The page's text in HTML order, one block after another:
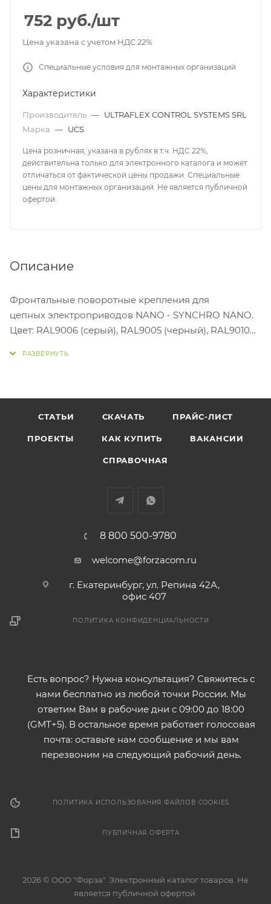
752 руб./шт
Цена указана с учетом НДС 22%
Специальные условия для монтажных организаций
Характеристики
Производитель — ULTRAFLEX CONTROL SYSTEMS SRL
Марка — UCS
Цена розничная, указана в рублях в т.ч. НДС 22%,
действительна только для электронного каталога и может
отличаться от фактической цены продажи. Специальные
цены для монтажных организаций. Не является публичной
офертой.
Описание
Фронтальные поворотные крепления для
цепных электроприводов NANO - SYNCHRO NANO.
Цвет: RAL9006 (серый), RAL9005 (черный), RAL9010
СТАТЬИ СКАЧАТЬ ПРАЙС-ЛИСТ
ПРОЕКТЫ КАК КУПИТЬ ВАКАНСИИ
СПРАВОЧНАЯ
8 800 500-9780
welcome@forzacom.ru
г. Екатеринбург, ул. Репина 42А,
офис 407
ПОЛИТИКА КОНФИДЕНЦИАЛЬНОСТИ
Есть вопрос? Нужна консультация? Свяжитесь с
нами бесплатно из любой точки России. Мы
ответим Вам в рабочие дни с 09:00 до 18:00
(GMT+5). В остальное время работает голосовая
почта: оставьте нам сообщение и мы вам
перезвоним на следующий рабочий день.
ПОЛИТИКА ИСПОЛЬЗОВАНИЯ ФАЙЛОВ COOKIES
ПУБЛИЧНАЯ ОФЕРТА
2026 © ООО "Форза". Электронный каталог товаров. Не
является публичной офертой.